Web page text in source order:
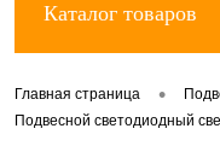
Каталог товаров
Главная страница •
Подвесной светодиодный